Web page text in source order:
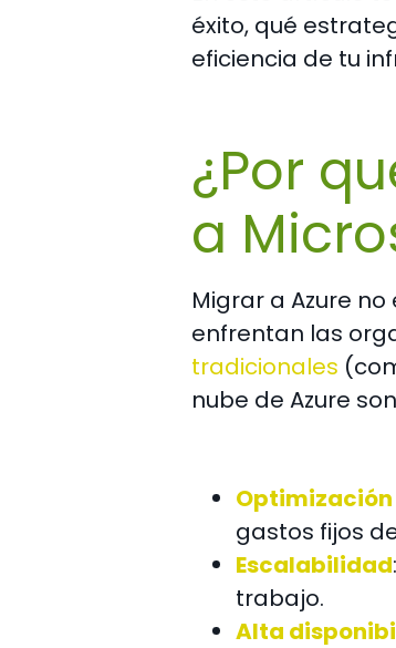
éxito, qué
eficiencia de tu
¿Por
a
Migrar a Azure
enfrentan las
tradicionales
nube de Azure
Optimización
gastos fijos
Escalabilidad
trabajo.
Alta